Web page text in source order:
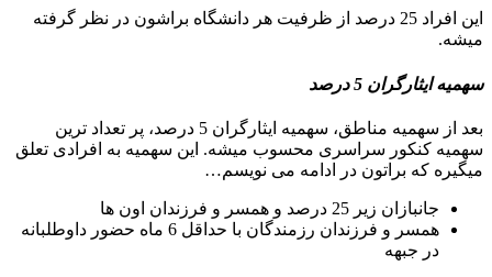
این افراد 25 درصد از ظرفیت هر دانشگاه براشون در نظر گرفته
میشه.
سهمیه ایثارگران 5 درصد
بعد از سهمیه مناطق، سهمیه ایثارگران 5 درصد، پر تعداد ترین
سهمیه کنکور سراسری محسوب میشه. این سهمیه به افرادی تعلق
میگیره که براتون در ادامه می نویسم…
جانبازان زیر 25 درصد و همسر و فرزندان اون ها
همسر و فرزندان رزمندگان با حداقل 6 ماه حضور داوطلبانه
در جبهه